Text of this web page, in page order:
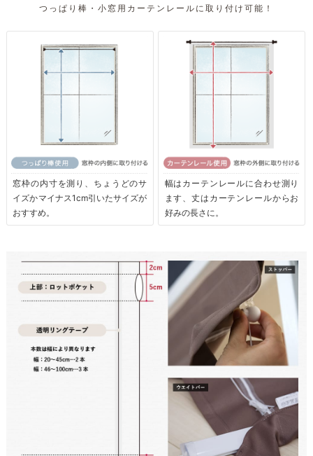
つっぱり棒・小窓用カーテンレールに取り付け可能！
窓枠の内寸を測り、ちょうどのサ
イズかマイナス1cm引いたサイズが
おすすめ。
幅はカーテンレールに合わせ測り
ます、丈はカーテンレールからお
好みの長さに。